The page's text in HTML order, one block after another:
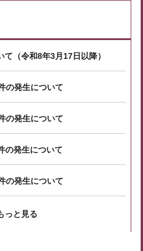
（令和8年3月17日以降）
の発生について
の発生について
の発生について
の発生について
っと見る